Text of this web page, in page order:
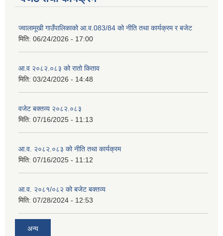
ज्वालामूखी गाउँपालिकाको आ.व.083/84 को नीति तथा कार्यक्रम र बजेट
मिति: 06/24/2026 - 17:00
आ.व २०८२.०८३ को रातो किताव
मिति: 03/24/2026 - 14:48
वजेट बक्तव्य २०८२.०८३
मिति: 07/16/2025 - 11:13
आ.व. २०८२.०८३ को नीति तथा कार्यक्रम
मिति: 07/16/2025 - 11:12
आ.व. २०८१/०८२ को बजेट बक्तव्य
मिति: 07/28/2024 - 12:53
अन्य